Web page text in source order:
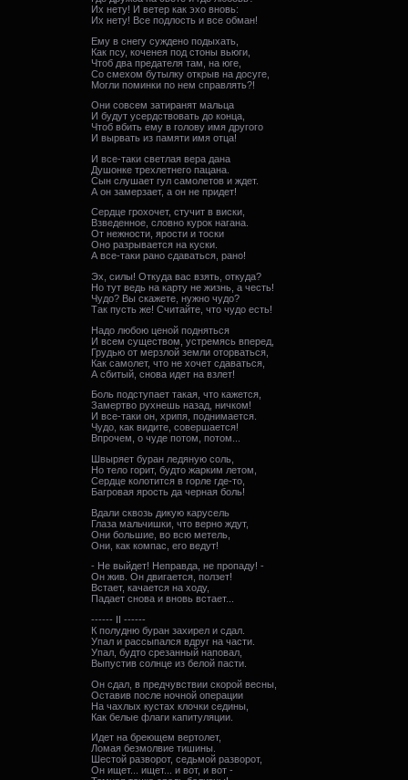
Их нету! И ветер как эхо вновь:
Их нету! Все подлость и все обман!
Ему в снегу суждено подыхать,
Как псу, коченея под стоны вьюги,
Чтоб два предателя там, на юге,
Со смехом бутылку открыв на досуге,
Могли поминки по нем справлять?!
Они совсем затиранят мальца
И будут усердствовать до конца,
Чтоб вбить ему в голову имя другого
И вырвать из памяти имя отца!
И все-таки светлая вера дана
Душонке трехлетнего пацана.
Сын слушает гул самолетов и ждет.
А он замерзает, а он не придет!
Сердце грохочет, стучит в виски,
Взведенное, словно курок нагана.
От нежности, ярости и тоски
Оно разрывается на куски.
А все-таки рано сдаваться, рано!
Эх, силы! Откуда вас взять, откуда?
Но тут ведь на карту не жизнь, а честь!
Чудо? Вы скажете, нужно чудо?
Так пусть же! Считайте, что чудо есть!
Надо любою ценой подняться
И всем существом, устремясь вперед,
Грудью от мерзлой земли оторваться,
Как самолет, что не хочет сдаваться,
А сбитый, снова идет на взлет!
Боль подступает такая, что кажется,
Замертво рухнешь назад, ничком!
И все-таки он, хрипя, поднимается.
Чудо, как видите, совершается!
Впрочем, о чуде потом, потом...
Швыряет буран ледяную соль,
Но тело горит, будто жарким летом,
Сердце колотится в горле где-то,
Багровая ярость да черная боль!
Вдали сквозь дикую карусель
Глаза мальчишки, что верно ждут,
Они большие, во всю метель,
Они, как компас, его ведут!
- Не выйдет! Неправда, не пропаду! -
Он жив. Он двигается, ползет!
Встает, качается на ходу,
Падает снова и вновь встает...
------ II ------
К полудню буран захирел и сдал.
Упал и рассыпался вдруг на части.
Упал, будто срезанный наповал,
Выпустив солнце из белой пасти.
Он сдал, в предчувствии скорой весны,
Оставив после ночной операции
На чахлых кустах клочки седины,
Как белые флаги капитуляции.
Идет на бреющем вертолет,
Ломая безмолвие тишины.
Шестой разворот, седьмой разворот,
Он ищет... ищет... и вот, и вот -